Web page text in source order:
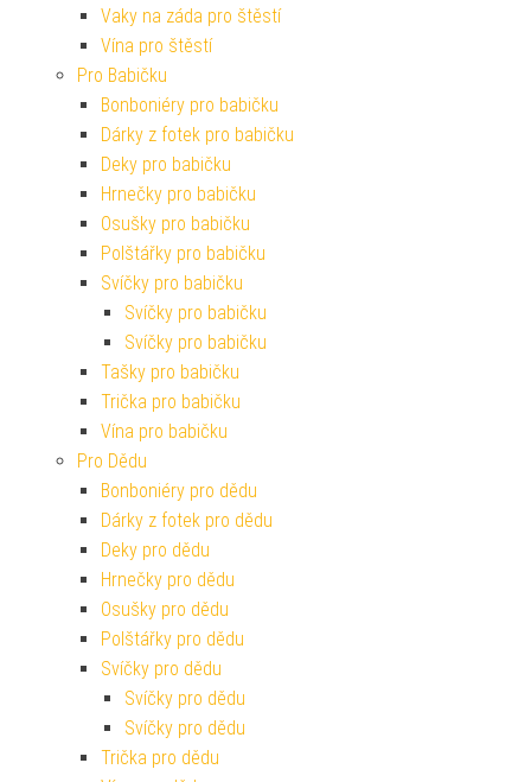
Vaky na záda pro štěstí
Vína pro štěstí
Pro Babičku
Bonboniéry pro babičku
Dárky z fotek pro babičku
Deky pro babičku
Hrnečky pro babičku
Osušky pro babičku
Polštářky pro babičku
Svíčky pro babičku
Svíčky pro babičku
Svíčky pro babičku
Tašky pro babičku
Trička pro babičku
Vína pro babičku
Pro Dědu
Bonboniéry pro dědu
Dárky z fotek pro dědu
Deky pro dědu
Hrnečky pro dědu
Osušky pro dědu
Polštářky pro dědu
Svíčky pro dědu
Svíčky pro dědu
Svíčky pro dědu
Trička pro dědu